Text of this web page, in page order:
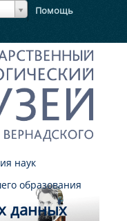
Помощь
наук
образования
данных